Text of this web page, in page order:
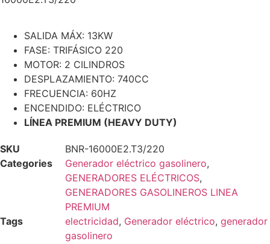
SALIDA MÁX: 13KW
FASE: TRIFÁSICO 220
MOTOR: 2 CILINDROS
DESPLAZAMIENTO: 740CC
FRECUENCIA: 60HZ
ENCENDIDO: ELÉCTRICO
LÍNEA PREMIUM (HEAVY DUTY)
SKU
BNR-16000E2.T3/220
Categories
Generador eléctrico gasolinero,
GENERADORES ELÉCTRICOS,
GENERADORES GASOLINEROS LINEA
PREMIUM
Tags
electricidad, Generador eléctrico, generador
gasolinero